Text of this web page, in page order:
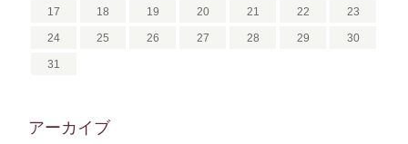
17 18 19 20 21 22 23
24 25 26 27 28 29 30
31
アーカイブ